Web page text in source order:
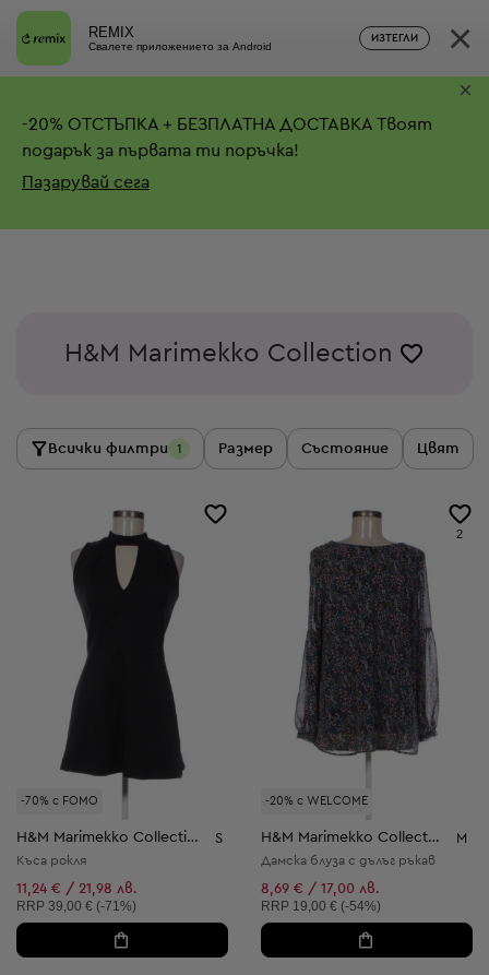
REMIX
Свалете приложението за Android
ИЗТЕГЛИ ×
-20% ОТСТЪПКА + БЕЗПЛАТНА ДОСТАВКА Твоят
подарък за първата ти поръчка!
Пазарувай сега
×
H&M Marimekko Collection
Всички филтри 1 Размер Състояние Цвят
-70% с FOMO
H&M Marimekko Collection S
Къса рокля
11,24 € / 21,98 лв.
Препоръчителна цена:
RRP 39,00 € (-71%)
-20% с WELCOME
2
H&M Marimekko Collection M
Дамска блуза с дълъг ръкав
8,69 € / 17,00 лв.
Препоръчителна цена:
RRP 19,00 € (-54%)